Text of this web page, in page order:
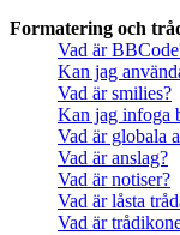
Formatering och
Vad är
Kan jag
Vad är smilies?
Kan jag infoga
Vad är globala
Vad är anslag?
Vad är notiser?
Vad är låsta
Vad är